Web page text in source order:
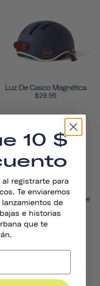
Luz De Casco Magnética
$29.95
Casco Thousand Jr. Toddler
$49.95
10 $
registrarte para
Te enviaremos
de
e historias
que te